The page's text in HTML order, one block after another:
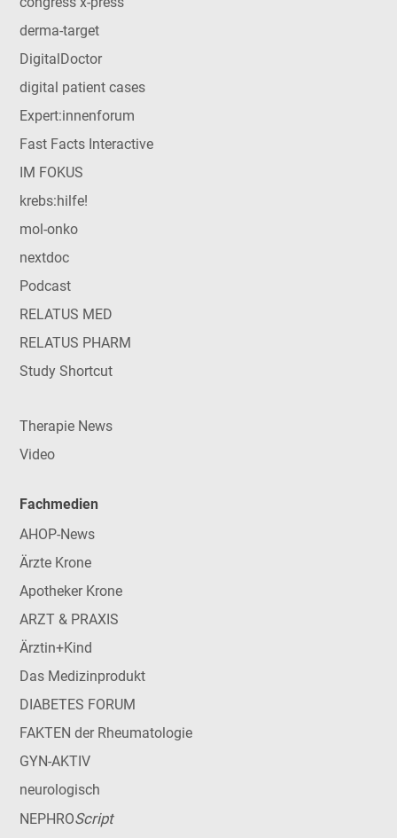
derma-target
DigitalDoctor
digital patient cases
Expert:innenforum
Fast Facts Interactive
IM FOKUS
krebs:hilfe!
mol-onko
nextdoc
Podcast
RELATUS MED
RELATUS PHARM
Study Shortcut
Therapie News
Video
Fachmedien
AHOP-News
Ärzte Krone
Apotheker Krone
ARZT & PRAXIS
Ärztin+Kind
Das Medizinprodukt
DIABETES FORUM
FAKTEN der Rheumatologie
GYN-AKTIV
neurologisch
NEPHROScript